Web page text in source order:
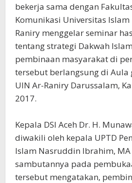
bekerja sama dengan
Komunikasi Universitas Islam
Raniry menggelar seminar
tentang strategi Dakwah
pembinaan masyarakat di
tersebut berlangsung di Aula
UIN Ar-Raniry Darussalam,
2017.
Kepala DSI Aceh Dr. H.
diwakili oleh kepala UPTD
Islam Nasruddin Ibrahim,
sambutannya pada
tersebut mengatakan,